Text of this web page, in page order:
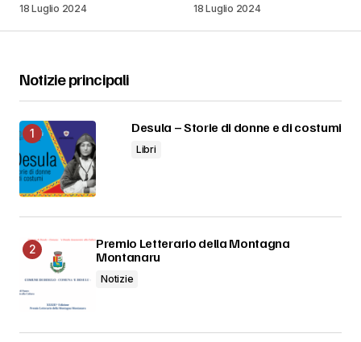
18 Luglio 2024 18 Luglio 2024
Notizie principali
Desula – Storie di donne e di costumi
Libri
Premio Letterario della Montagna
Montanaru
Notizie